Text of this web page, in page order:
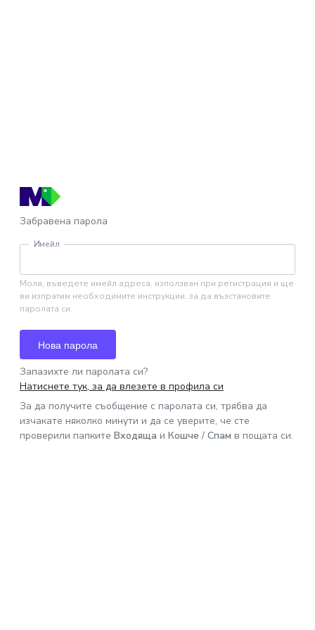
Забравена парола
Имейл
Моля, въведете имейл адреса, използван при регистрация и ще
ви изпратим необходимите инструкции, за да възстановите
паролата си.
Нова парола
Запазихте ли паролата си?
Натиснете тук, за да влезете в профила си
За да получите съобщение с паролата си, трябва да
изчакате няколко минути и да се уверите, че сте
проверили папките Входяща и Кошче / Спам в пощата си.